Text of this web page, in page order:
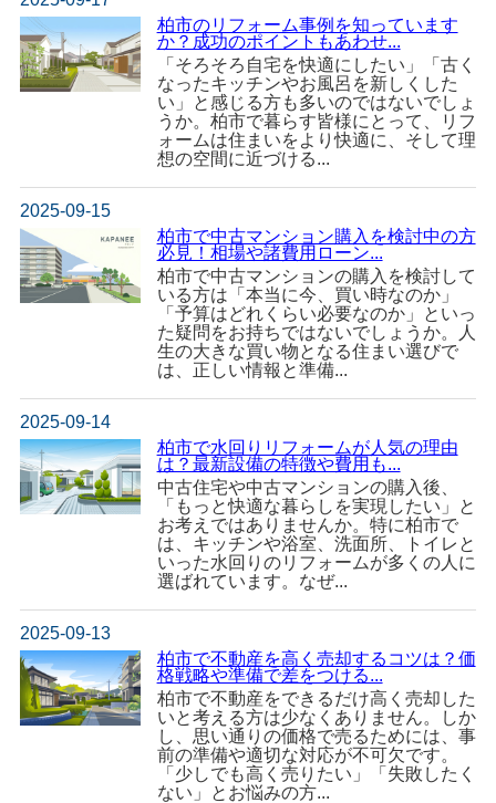
柏市のリフォーム事例を知っています
か？成功のポイントもあわせ...
「そろそろ自宅を快適にしたい」「古く
なったキッチンやお風呂を新しくした
い」と感じる方も多いのではないでしょ
うか。柏市で暮らす皆様にとって、リフ
ォームは住まいをより快適に、そして理
想の空間に近づける...
2025-09-15
柏市で中古マンション購入を検討中の方
必見！相場や諸費用ローン...
柏市で中古マンションの購入を検討して
いる方は「本当に今、買い時なのか」
「予算はどれくらい必要なのか」といっ
た疑問をお持ちではないでしょうか。人
生の大きな買い物となる住まい選びで
は、正しい情報と準備...
2025-09-14
柏市で水回りリフォームが人気の理由
は？最新設備の特徴や費用も...
中古住宅や中古マンションの購入後、
「もっと快適な暮らしを実現したい」と
お考えではありませんか。特に柏市で
は、キッチンや浴室、洗面所、トイレと
いった水回りのリフォームが多くの人に
選ばれています。なぜ...
2025-09-13
柏市で不動産を高く売却するコツは？価
格戦略や準備で差をつける...
柏市で不動産をできるだけ高く売却した
いと考える方は少なくありません。しか
し、思い通りの価格で売るためには、事
前の準備や適切な対応が不可欠です。
「少しでも高く売りたい」「失敗したく
ない」とお悩みの方...